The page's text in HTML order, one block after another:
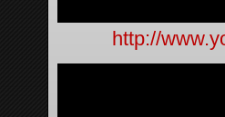
http://